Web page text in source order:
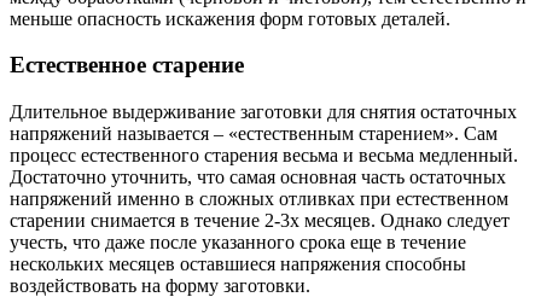
меньше опасность искажения форм готовых деталей.
Естественное старение
Длительное выдерживание заготовки для снятия остаточных
напряжений называется – «естественным старением». Сам
процесс естественного старения весьма и весьма медленный.
Достаточно уточнить, что самая основная часть остаточных
напряжений именно в сложных отливках при естественном
старении снимается в течение 2-3х месяцев. Однако следует
учесть, что даже после указанного срока еще в течение
нескольких месяцев оставшиеся напряжения способны
воздействовать на форму заготовки.